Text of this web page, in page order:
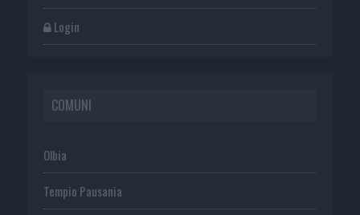
Login
COMUNI
Olbia
Tempio Pausania